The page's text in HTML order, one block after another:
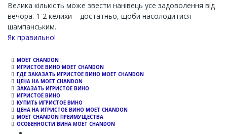
Велика кількість може звести нанівець усе задоволення від
вечора. 1-2 келихи – достатньо, щоби насолодитися
шампанським.
Channel
Як правильно!
MOET CHANDON
ИГРИСТОЕ ВИНО MOET CHANDON
ГДЕ ЗАКАЗАТЬ ИГРИСТОЕ ВИНО MOET CHANDON
ЦЕНА НА MOET CHANDON
ЗАКАЗАТЬ ИГРИСТОЕ ВИНО
ИГРИСТОЕ ВИНО
КУПИТЬ ИГРИСТОЕ ВИНО
ЦЕНА НА ИГРИСТОЕ ВИНО MOET CHANDON
MOET CHANDON ПРЕИМУЩЕСТВА
ОСОБЕННОСТИ ВИНА MOET CHANDON